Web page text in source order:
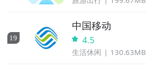
19
中国移动
4.5
生活休闲 130.63MB